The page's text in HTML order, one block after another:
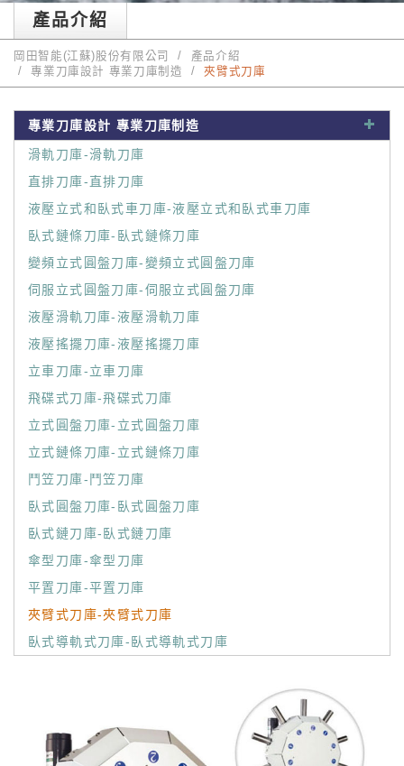
產品介紹
岡田智能(江蘇)股份有限公司
產品介紹
專業刀庫設計 專業刀庫制造
夾臂式刀庫
專業刀庫設計 專業刀庫制造
滑軌刀庫-滑軌刀庫
直排刀庫-直排刀庫
液壓立式和臥式車刀庫-液壓立式和臥式車刀庫
臥式鏈條刀庫-臥式鏈條刀庫
變頻立式圓盤刀庫-變頻立式圓盤刀庫
伺服立式圓盤刀庫-伺服立式圓盤刀庫
液壓滑軌刀庫-液壓滑軌刀庫
液壓搖擺刀庫-液壓搖擺刀庫
立車刀庫-立車刀庫
飛碟式刀庫-飛碟式刀庫
立式圓盤刀庫-立式圓盤刀庫
立式鏈條刀庫-立式鏈條刀庫
鬥笠刀庫-鬥笠刀庫
臥式圓盤刀庫-臥式圓盤刀庫
臥式鏈刀庫-臥式鏈刀庫
傘型刀庫-傘型刀庫
平置刀庫-平置刀庫
夾臂式刀庫-夾臂式刀庫
臥式導軌式刀庫-臥式導軌式刀庫